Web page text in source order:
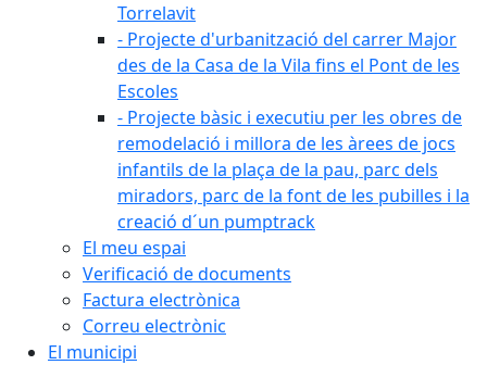
Torrelavit
- Projecte d'urbanització del carrer Major
des de la Casa de la Vila fins el Pont de les
Escoles
- Projecte bàsic i executiu per les obres de
remodelació i millora de les àrees de jocs
infantils de la plaça de la pau, parc dels
miradors, parc de la font de les pubilles i la
creació d´un pumptrack
El meu espai
Verificació de documents
Factura electrònica
Correu electrònic
El municipi